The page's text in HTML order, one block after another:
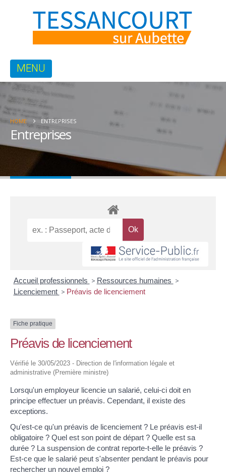
HOME ENTREPRISES
Entreprises
Accueil professionnels > Ressources humaines >
Licenciement > Préavis de licenciement
Fiche pratique
Préavis de licenciement
Vérifié le 30/05/2023 - Direction de l'information légale et
administrative (Première ministre)
Lorsqu'un employeur licencie un salarié, celui-ci doit en
principe effectuer un préavis. Cependant, il existe des
exceptions.
Qu'est-ce qu'un préavis de licenciement ? Le préavis est-il
obligatoire ? Quel est son point de départ ? Quelle est sa
durée ? La suspension de contrat reporte-t-elle le préavis ?
Est-ce que le salarié peut s'absenter pendant le préavis pour
rechercher un nouvel emploi ?